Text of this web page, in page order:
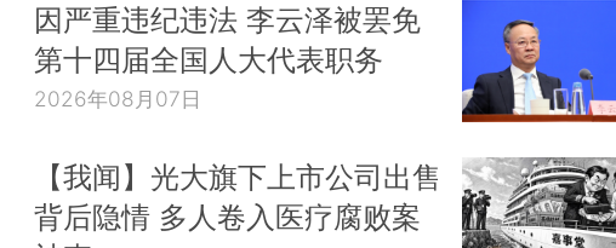
因严重违纪违法 李云泽被罢免
第十四届全国人大代表职务
2026年08月07日
【我闻】光大旗下上市公司出售
背后隐情 多人卷入医疗腐败案